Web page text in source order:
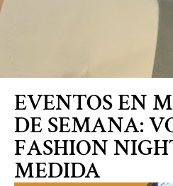
Blog
EVENTOS EN
DE SEMANA:
FASHION
MEDIDA